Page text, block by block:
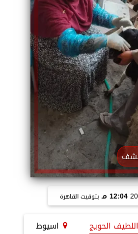
12:04 مـ بتوقيت القاهرة
الحويج
اسيوط